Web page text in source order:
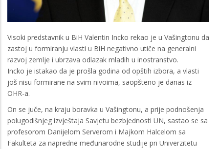
Visoki predstavnik u BiH Valentin Incko rekao je u Vašingtonu da
zastoj u formiranju vlasti u BiH negativno utiče na generalni
razvoj zemlje i ubrzava odlazak mladih u inostranstvo.
Incko je istakao da je prošla godina od opštih izbora, a vlasti
još nisu formirane na svim nivoima, saopšteno je danas iz
OHR-a.
On se juče, na kraju boravka u Vašingtonu, a prije podnošenja
polugodišnjeg izvještaja Savjetu bezbjednosti UN, sastao se sa
profesorom Danijelom Serverom i Majkom Halcelom sa
Fakulteta za napredne međunarodne studije pri Univerzitetu